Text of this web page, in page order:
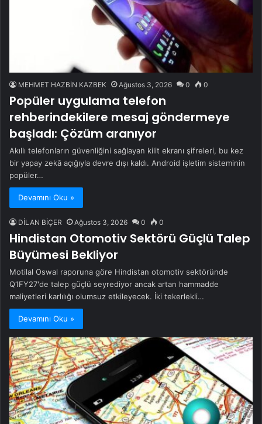
MEHMET HAZBİN KAZBEK Ağustos 3, 2026 0 0
Popüler uygulama telefon
rehberindekilere mesaj göndermeye
başladı: Çözüm aranıyor
Akıllı telefonların güvenliğini sağlayan kilit ekranı şifreleri, bu kez
bir yapay zekâ açığıyla devre dışı kaldı. Android işletim sisteminin
popüler…
Devamını Oku »
DİLAN BİÇER Ağustos 3, 2026 0 0
Hindistan Otomotiv Sektörü Güçlü Talep
Büyümesi Bekliyor
Motilal Oswal raporuna göre Hindistan otomotiv sektöründe
Q1FY27'de talep güçlü seyrediyor ancak artan hammadde
maliyetleri karlılığı olumsuz etkileyecek. İki tekerlekli…
Devamını Oku »